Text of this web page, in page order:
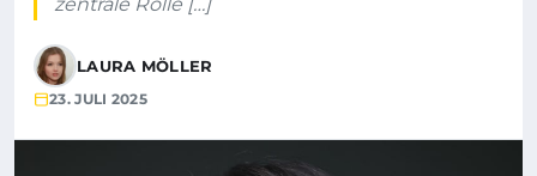
LAURA MÖLLER
23. JULI 2025